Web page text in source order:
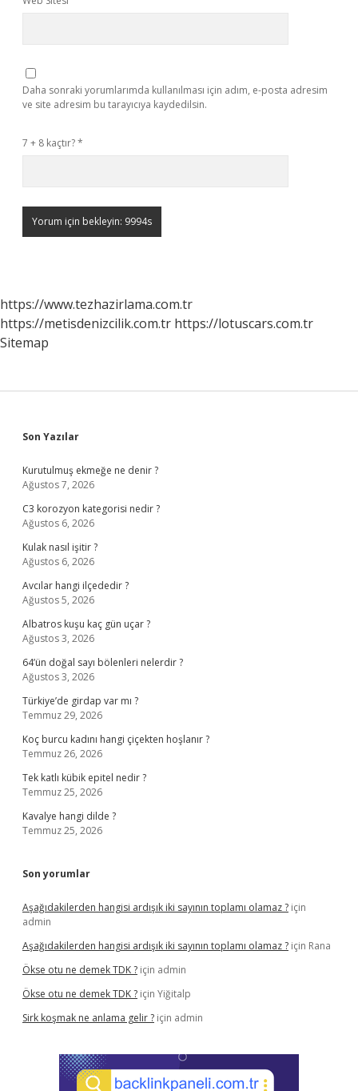
Daha sonraki yorumlarımda kullanılması için adım, e-posta adresim
ve site adresim bu tarayıcıya kaydedilsin.
7 + 8 kaçtır?*
https://www.tezhazirlama.com.tr
https://metisdenizcilik.com.tr https://lotuscars.com.tr
Sitemap
Sidebar
Son Yazılar
Kurutulmuş ekmeğe ne denir ?
Ağustos 7, 2026
C3 korozyon kategorisi nedir ?
Ağustos 6, 2026
Kulak nasıl işitir ?
Ağustos 6, 2026
Avcılar hangi ilçededir ?
Ağustos 5, 2026
Albatros kuşu kaç gün uçar ?
Ağustos 3, 2026
64’ün doğal sayı bölenleri nelerdir ?
Ağustos 3, 2026
Türkiye’de girdap var mı ?
Temmuz 29, 2026
Koç burcu kadını hangi çiçekten hoşlanır ?
Temmuz 26, 2026
Tek katlı kübik epitel nedir ?
Temmuz 25, 2026
Kavalye hangi dilde ?
Temmuz 25, 2026
Son yorumlar
Aşağıdakilerden hangisi ardışık iki sayının toplamı olamaz ? için
admin
Aşağıdakilerden hangisi ardışık iki sayının toplamı olamaz ? için Rana
Ökse otu ne demek TDK ? için admin
Ökse otu ne demek TDK ? için Yiğitalp
Sirk koşmak ne anlama gelir ? için admin